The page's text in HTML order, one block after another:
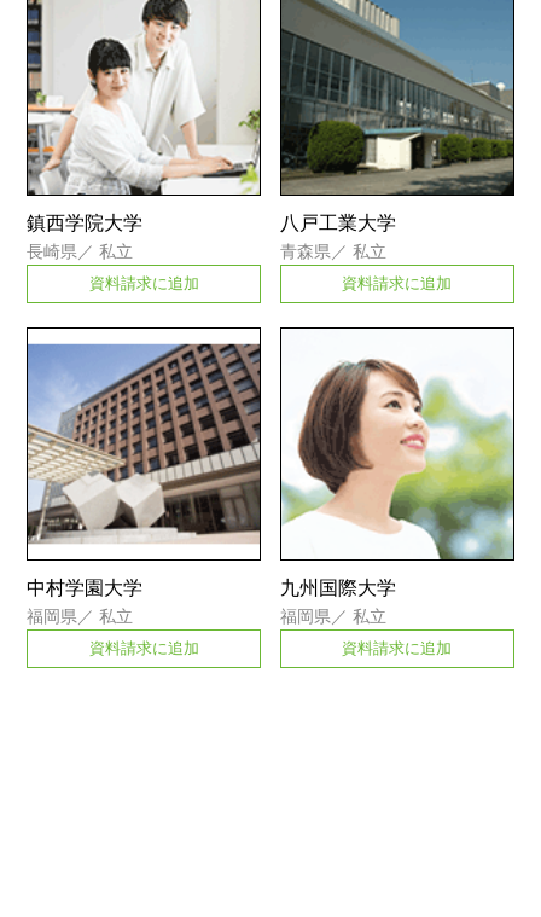
鎮西学院大学
長崎県 ／私立
資料請求に追加
八戸工業大学
青森県 ／私立
資料請求に追加
中村学園大学
福岡県 ／私立
資料請求に追加
九州国際大学
福岡県 ／私立
資料請求に追加